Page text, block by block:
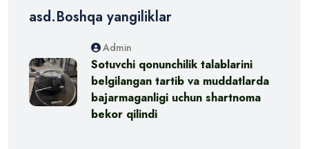
asd.Boshqa yangiliklar
Admin
Sotuvchi qonunchilik talablarini
belgilangan tartib va muddatlarda
bajarmaganligi uchun shartnoma
bekor qilindi